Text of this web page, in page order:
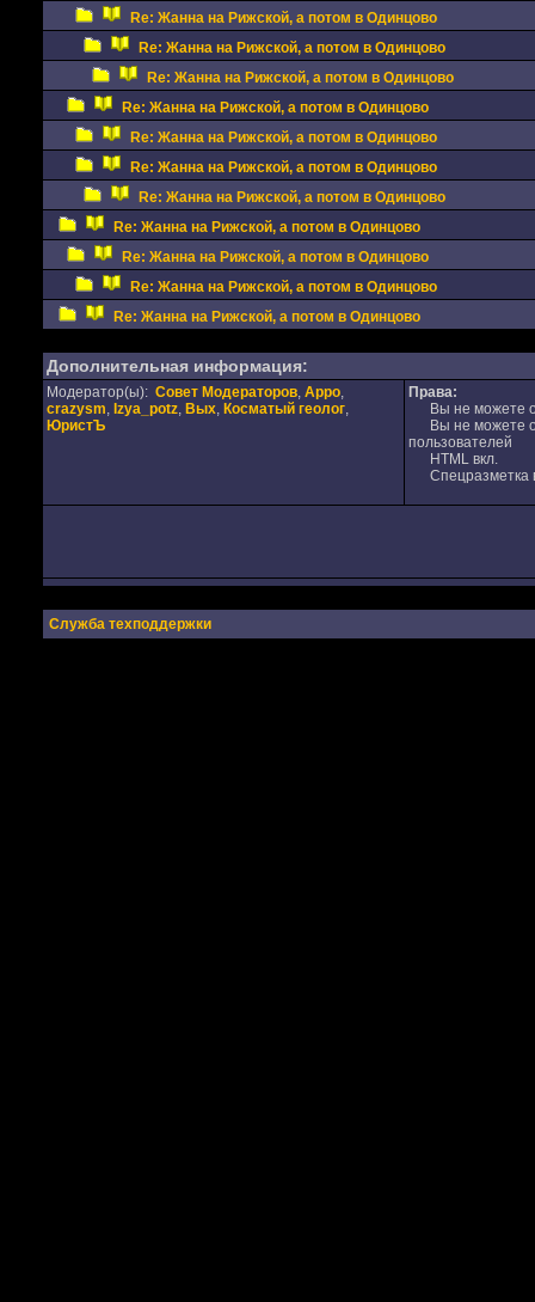
Re: Жанна на Рижской, а потом в Одинцово
Re: Жанна на Рижской, а потом в Одинцово
Re: Жанна на Рижской, а потом в Одинцово
Re: Жанна на Рижской, а потом в Одинцово
Re: Жанна на Рижской, а потом в Одинцово
Re: Жанна на Рижской, а потом в Одинцово
Re: Жанна на Рижской, а потом в Одинцово
Re: Жанна на Рижской, а потом в Одинцово
Re: Жанна на Рижской, а потом в Одинцово
Re: Жанна на Рижской, а потом в Одинцово
Re: Жанна на Рижской, а потом в Одинцово
Дополнительная информация:
Модератор(ы): Совет Модераторов, Appo,
crazysm, Izya_potz, Вых, Косматый геолог,
ЮристЪ
Права:
Вы не можете
Вы не можете
пользователей
HTML вкл.
Спецразметка
Служба техподдержки